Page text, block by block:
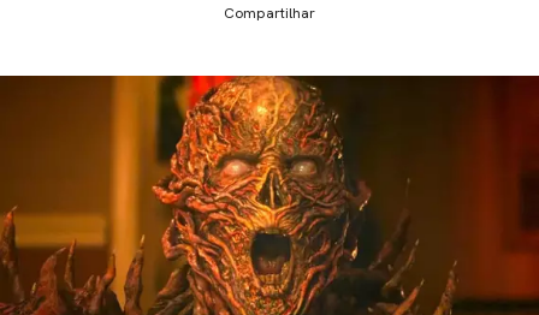
Compartilhar